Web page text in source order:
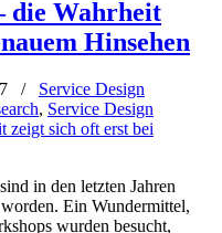
die Wahrheit
Hinsehen
/
Service Design
, Service Design
in den letzten Jahren
Ein Wundermittel,
wurden besucht,